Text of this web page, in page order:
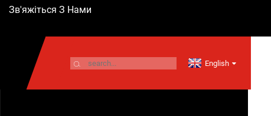
Зв'яжіться З Нами
English